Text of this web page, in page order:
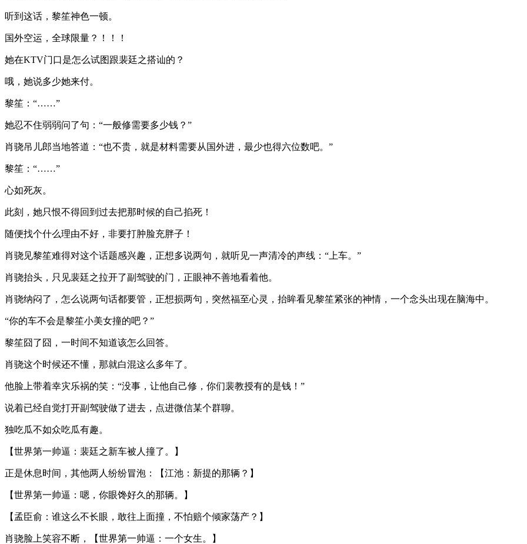
听到这话，黎笙神色一顿。
国外空运，全球限量？！！！
她在KTV门口是怎么试图跟裴廷之搭讪的？
哦，她说多少她来付。
黎笙：“……”
她忍不住弱弱问了句：“一般修需要多少钱？”
肖骁吊儿郎当地答道：“也不贵，就是材料需要从国外进，最少也得六位数吧。”
黎笙：“……”
心如死灰。
此刻，她只恨不得回到过去把那时候的自己掐死！
随便找个什么理由不好，非要打肿脸充胖子！
肖骁见黎笙难得对这个话题感兴趣，正想多说两句，就听见一声清冷的声线：“上车。”
肖骁抬头，只见裴廷之拉开了副驾驶的门，正眼神不善地看着他。
肖骁纳闷了，怎么说两句话都要管，正想损两句，突然福至心灵，抬眸看见黎笙紧张的神情，一个念头出现在脑海中。
“你的车不会是黎笙小美女撞的吧？”
黎笙囧了囧，一时间不知道该怎么回答。
肖骁这个时候还不懂，那就白混这么多年了。
他脸上带着幸灾乐祸的笑：“没事，让他自己修，你们裴教授有的是钱！”
说着已经自觉打开副驾驶做了进去，点进微信某个群聊。
独吃瓜不如众吃瓜有趣。
【世界第一帅逼：裴廷之新车被人撞了。】
正是休息时间，其他两人纷纷冒泡：【江池：新提的那辆？】
【世界第一帅逼：嗯，你眼馋好久的那辆。】
【孟臣俞：谁这么不长眼，敢往上面撞，不怕赔个倾家荡产？】
肖骁脸上笑容不断，【世界第一帅逼：一个女生。】